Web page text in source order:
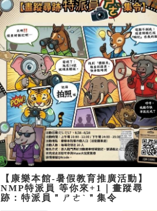
【康樂本館-暑假教育推廣活動】
NMP特派員 等你來+1｜畫蹤尋
跡：特派員＂ㄕㄜˋ＂集令